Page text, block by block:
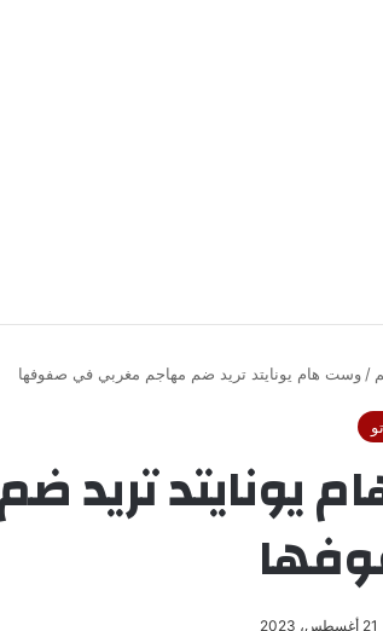
/وست هام يونايتد تريد ضم مهاجم مغربي في صفوفها
يونايتد تريد
21 أغسطس، 2023